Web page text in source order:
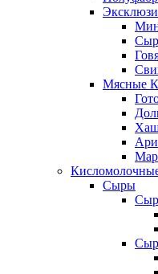
Мясные
Сыры